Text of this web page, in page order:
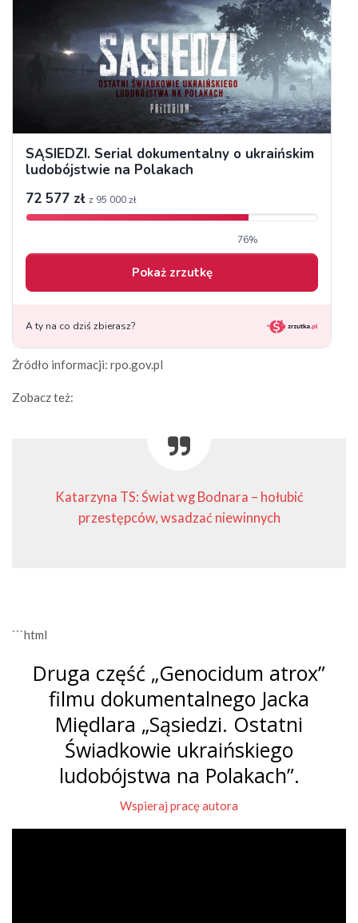
Źródło informacji: rpo.gov.pl
Zobacz też:
Katarzyna TS: Świat wg Bodnara – hołubić
przestępców, wsadzać niewinnych
```html
Druga część „Genocidum atrox”
filmu dokumentalnego Jacka
Międlara „Sąsiedzi. Ostatni
Świadkowie ukraińskiego
ludobójstwa na Polakach”.
Wspieraj pracę autora